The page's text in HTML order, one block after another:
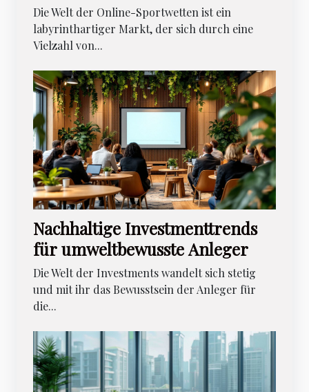
Die Welt der Online-Sportwetten ist ein
labyrinthartiger Markt, der sich durch eine
Vielzahl von...
Nachhaltige Investmenttrends
für umweltbewusste Anleger
Die Welt der Investments wandelt sich stetig
und mit ihr das Bewusstsein der Anleger für
die...